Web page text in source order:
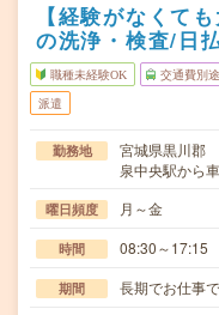
【経験がなくて
の洗浄・検査/日
職種未経験OK 交通費別
派遣
勤務地
宮城県黒川郡
泉中央駅から
曜日頻度 月～金
時間 08:30～17:15
期間 長期でお仕事